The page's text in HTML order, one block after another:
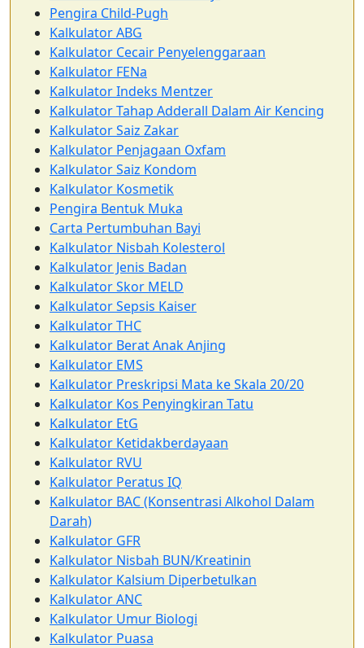
Pengira Child-Pugh
Kalkulator ABG
Kalkulator Cecair Penyelenggaraan
Kalkulator FENa
Kalkulator Indeks Mentzer
Kalkulator Tahap Adderall Dalam Air Kencing
Kalkulator Saiz Zakar
Kalkulator Penjagaan Oxfam
Kalkulator Saiz Kondom
Kalkulator Kosmetik
Pengira Bentuk Muka
Carta Pertumbuhan Bayi
Kalkulator Nisbah Kolesterol
Kalkulator Jenis Badan
Kalkulator Skor MELD
Kalkulator Sepsis Kaiser
Kalkulator THC
Kalkulator Berat Anak Anjing
Kalkulator EMS
Kalkulator Preskripsi Mata ke Skala 20/20
Kalkulator Kos Penyingkiran Tatu
Kalkulator EtG
Kalkulator Ketidakberdayaan
Kalkulator RVU
Kalkulator Peratus IQ
Kalkulator BAC (Konsentrasi Alkohol Dalam
Darah)
Kalkulator GFR
Kalkulator Nisbah BUN/Kreatinin
Kalkulator Kalsium Diperbetulkan
Kalkulator ANC
Kalkulator Umur Biologi
Kalkulator Puasa